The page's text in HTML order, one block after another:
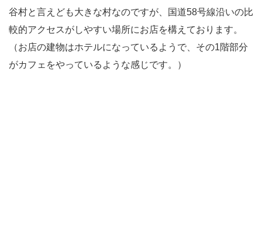
谷村と言えども大きな村なのですが、国道58号線沿いの比
較的アクセスがしやすい場所にお店を構えております。
（お店の建物はホテルになっているようで、その1階部分
がカフェをやっているような感じです。）